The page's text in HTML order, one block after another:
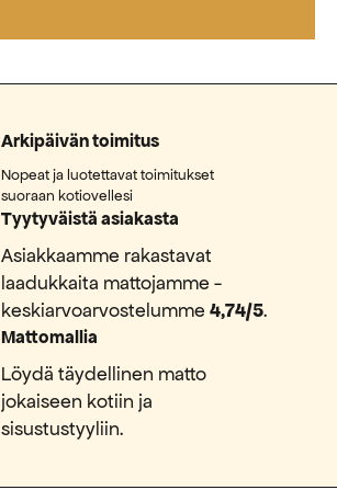
Arkipäivän toimitus
Nopeat ja luotettavat toimitukset
suoraan kotiovellesi
Tyytyväistä asiakasta
Asiakkaamme rakastavat
laadukkaita mattojamme -
keskiarvoarvostelumme4,74/5.
Mattomallia
Löydä täydellinen matto
jokaiseen kotiin ja
sisustustyyliin.